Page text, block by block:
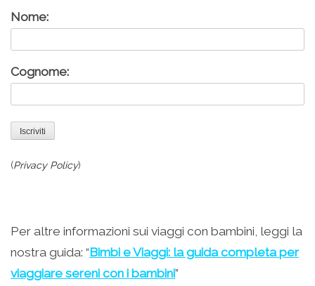
Nome:
Cognome:
(Privacy Policy)
Per altre informazioni sui viaggi con bambini, leggi la
nostra guida: “Bimbi e Viaggi: la guida completa per
viaggiare sereni con i bambini”